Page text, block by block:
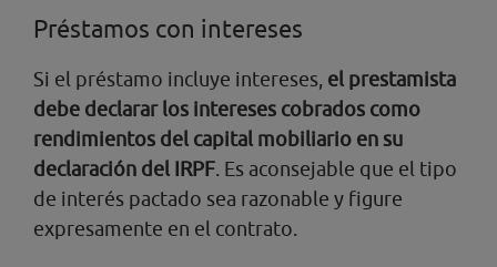
Préstamos con intereses
Si el préstamo incluye intereses, el prestamista
debe declarar los intereses cobrados como
rendimientos del capital mobiliario en su
declaración del IRPF. Es aconsejable que el tipo
de interés pactado sea razonable y figure
expresamente en el contrato.